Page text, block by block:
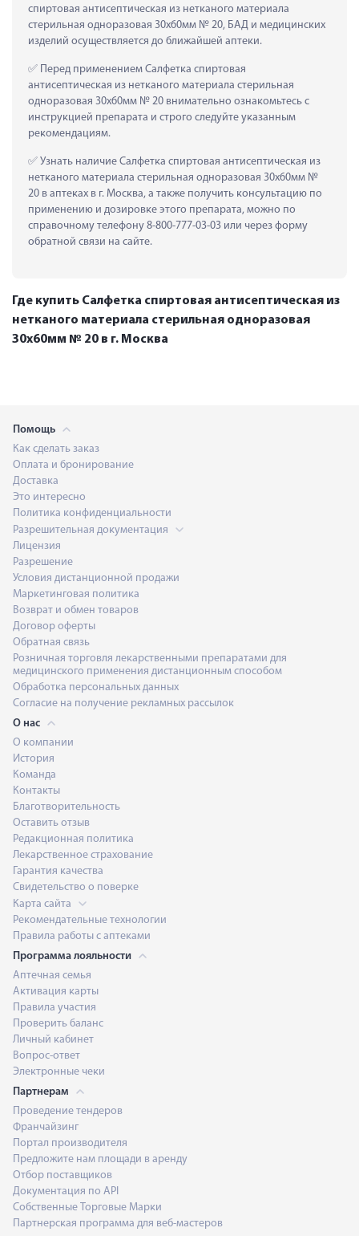
спиртовая антисептическая из нетканого материала
стерильная одноразовая 30х60мм № 20, БАД и медицинских
изделий осуществляется до ближайшей аптеки.
Перед применением Салфетка спиртовая
антисептическая из нетканого материала стерильная
одноразовая 30х60мм № 20 внимательно ознакомьтесь с
инструкцией препарата и строго следуйте указанным
рекомендациям.
Узнать наличие Салфетка спиртовая антисептическая из
нетканого материала стерильная одноразовая 30х60мм №
20 в аптеках в г. Москва, а также получить консультацию по
применению и дозировке этого препарата, можно по
справочному телефону 8-800-777-03-03 или через форму
обратной связи на сайте.
Где купить Салфетка спиртовая антисептическая из
нетканого материала стерильная одноразовая
30х60мм № 20 в г. Москва
Помощь
Как сделать заказ
Оплата и бронирование
Доставка
Это интересно
Политика конфиденциальности
Разрешительная документация
Лицензия
Разрешение
Условия дистанционной продажи
Маркетинговая политика
Возврат и обмен товаров
Договор оферты
Обратная связь
Розничная торговля лекарственными препаратами для
медицинского применения дистанционным способом
Обработка персональных данных
Согласие на получение рекламных рассылок
О нас
О компании
История
Команда
Контакты
Благотворительность
Оставить отзыв
Редакционная политика
Лекарственное страхование
Гарантия качества
Свидетельство о поверке
Карта сайта
Рекомендательные технологии
Правила работы с аптеками
Программа лояльности
Аптечная семья
Активация карты
Правила участия
Проверить баланс
Личный кабинет
Вопрос-ответ
Электронные чеки
Партнерам
Проведение тендеров
Франчайзинг
Портал производителя
Предложите нам площади в аренду
Отбор поставщиков
Документация по API
Собственные Торговые Марки
Партнерская программа для веб-мастеров